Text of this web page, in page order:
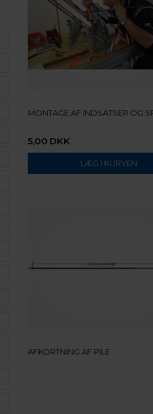
MONTAGE AF INDSATSER OG
5,00 DKK
AFKORTNING AF PILE